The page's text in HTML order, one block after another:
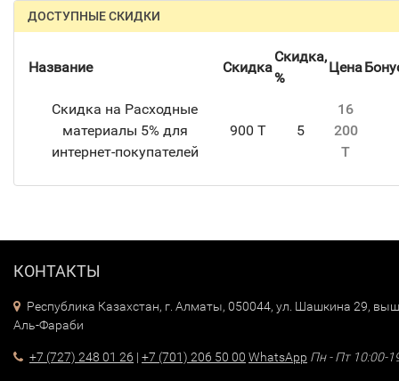
ДОСТУПНЫЕ СКИДКИ
Название Скидка
Скидка,
%
Цена
Скидка на Расходные
материалы 5% для
интернет-покупателей
900 T 5
16
200
T
КОНТАКТЫ
Республика Казахстан, г. Алматы, 050044, ул. Шашкина 29,
Аль-Фараби
+7 (727) 248 01 26 | +7 (701) 206 50 00 WhatsApp Пн - Пт 10:00-